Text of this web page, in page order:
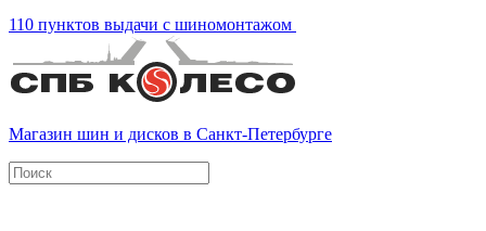
110 пунктов выдачи с шиномонтажом
Магазин шин и дисков в Санкт-Петербурге